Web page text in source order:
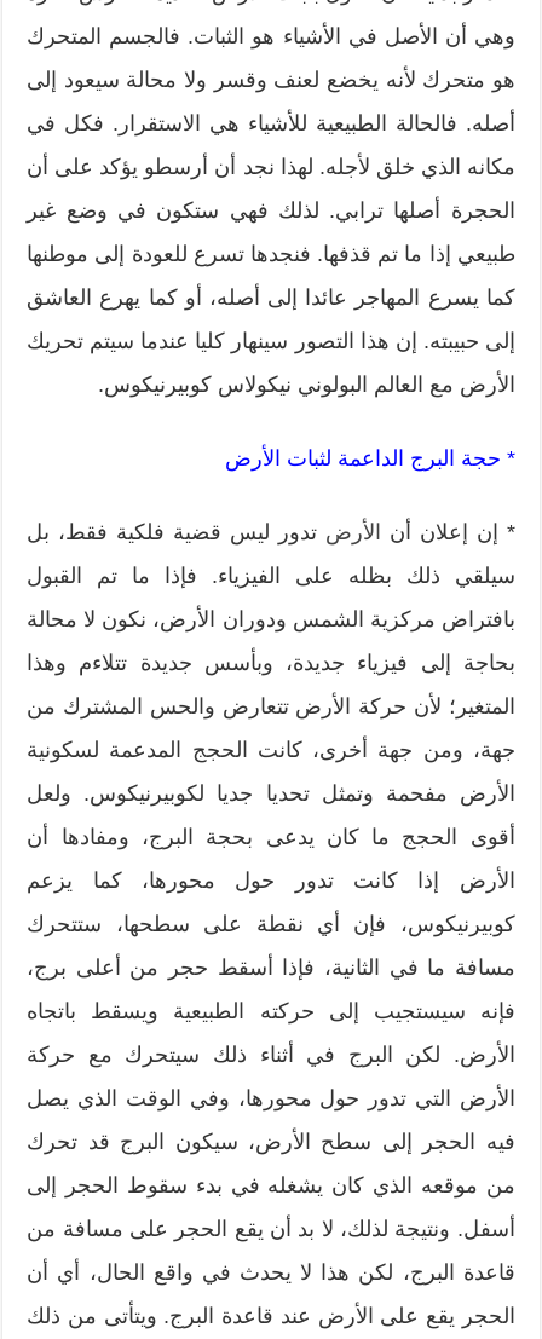
وهي أن الأصل في الأشياء هو الثبات. فالجسم المتحرك
هو متحرك لأنه يخضع لعنف وقسر ولا محالة سيعود إلى
أصله. فالحالة الطبيعية للأشياء هي الاستقرار. فكل في
مكانه الذي خلق لأجله. لهذا نجد أن أرسطو يؤكد على أن
الحجرة أصلها ترابي. لذلك فهي ستكون في وضع غير
طبيعي إذا ما تم قذفها. فنجدها تسرع للعودة إلى موطنها
كما يسرع المهاجر عائدا إلى أصله، أو كما يهرع العاشق
إلى حبيبته. إن هذا التصور سينهار كليا عندما سيتم تحريك
الأرض مع العالم البولوني نيكولاس كوبيرنيكوس.
* حجة البرج الداعمة لثبات الأرض
* إن إعلان أن الأرض تدور ليس قضية فلكية فقط، بل
سيلقي ذلك بظله على الفيزياء. فإذا ما تم القبول
بافتراض مركزية الشمس ودوران الأرض، نكون لا محالة
بحاجة إلى فيزياء جديدة، وبأسس جديدة تتلاءم وهذا
المتغير؛ لأن حركة الأرض تتعارض والحس المشترك من
جهة، ومن جهة أخرى، كانت الحجج المدعمة لسكونية
الأرض مفحمة وتمثل تحديا جديا لكوبيرنيكوس. ولعل
أقوى الحجج ما كان يدعى بحجة البرج، ومفادها أن
الأرض إذا كانت تدور حول محورها، كما يزعم
كوبيرنيكوس، فإن أي نقطة على سطحها، ستتحرك
مسافة ما في الثانية، فإذا أسقط حجر من أعلى برج،
فإنه سيستجيب إلى حركته الطبيعية ويسقط باتجاه
الأرض. لكن البرج في أثناء ذلك سيتحرك مع حركة
الأرض التي تدور حول محورها، وفي الوقت الذي يصل
فيه الحجر إلى سطح الأرض، سيكون البرج قد تحرك
من موقعه الذي كان يشغله في بدء سقوط الحجر إلى
أسفل. ونتيجة لذلك، لا بد أن يقع الحجر على مسافة من
قاعدة البرج، لكن هذا لا يحدث في واقع الحال، أي أن
الحجر يقع على الأرض عند قاعدة البرج. ويتأتى من ذلك